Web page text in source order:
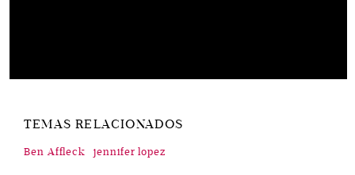
TEMAS RELACIONADOS
Ben Affleck jennifer lopez